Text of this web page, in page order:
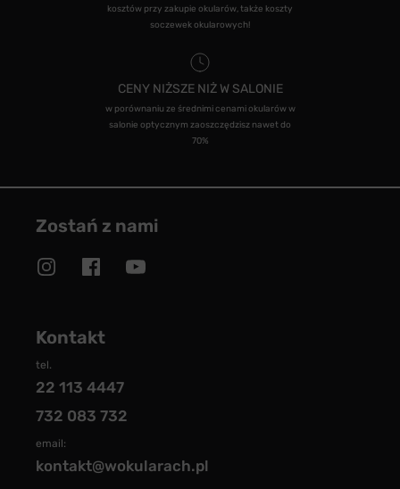
kosztów przy zakupie okularów, także koszty
soczewek okularowych!
CENY NIŻSZE NIŻ W SALONIE
w porównaniu ze średnimi cenami okularów w
salonie optycznym zaoszczędzisz nawet do
70%
Zostań z nami
Kontakt
tel.
22 113 4447
732 083 732
email:
kontakt@wokularach.pl